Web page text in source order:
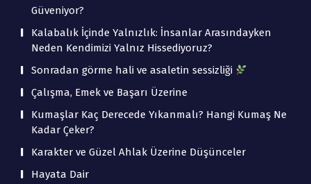
Güveniyor?
Kalabalık İçinde Yalnızlık: İnsanlar Arasındayken
Neden Kendimizi Yalnız Hissediyoruz?
Sonradan görme hali ve asaletin sessizliği
Çalışma, Emek ve Başarı Üzerine
Kumaşlar Kaç Derecede Yıkanmalı? Hangi Kumaş Ne
Kadar Çeker?
Karakter ve Güzel Ahlak Üzerine Düşünceler
Hayata Dair